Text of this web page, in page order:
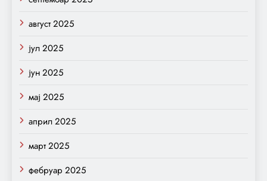
август 2025
јул 2025
јун 2025
мај 2025
април 2025
март 2025
фебруар 2025